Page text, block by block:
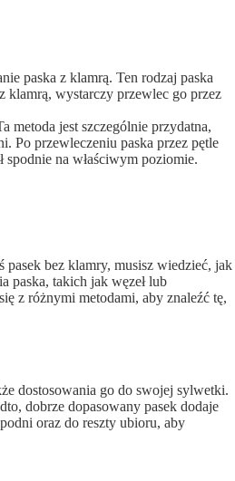
paska z klamrą. Ten rodzaj paska
klamrą, wystarczy przewlec go przez
metoda jest szczególnie przydatna,
Po przewleczeniu paska przez pętle
na właściwym poziomie.
pasek bez klamry, musisz wiedzieć, jak
paska, takich jak węzeł lub
z różnymi metodami, aby znaleźć tę,
dostosowania go do swojej sylwetki.
dobrze dopasowany pasek dodaje
oraz do reszty ubioru, aby